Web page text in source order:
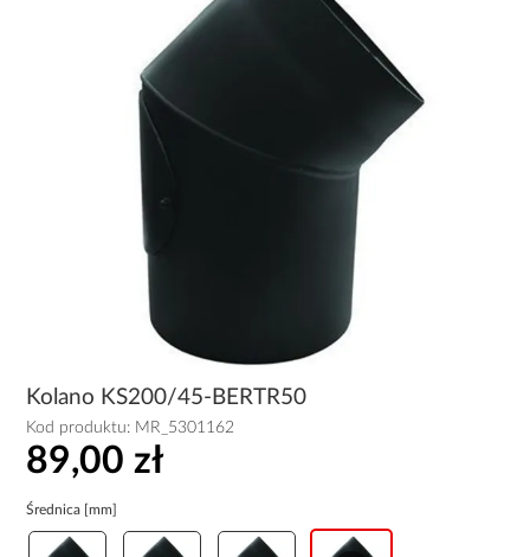
Kolano KS200/45-BERTR50
Kod produktu: MR_5301162
89,00 zł
Średnica [mm]